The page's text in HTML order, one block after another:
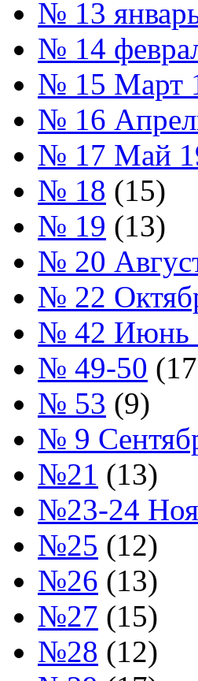
№ 13
№ 14
№ 15 Март
№ 16
№ 17 Май
№ 18 (15)
№ 19 (13)
№ 20
№ 22
№ 42 Июнь
№ 49-50
№ 53 (9)
№ 9
№21 (13)
№23-24
№25 (12)
№26 (13)
№27 (15)
№28 (12)